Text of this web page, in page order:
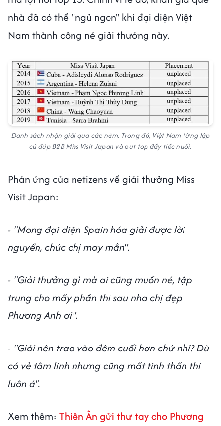
nhà đã có thể "ngủ ngon" khi đại diện Việt
Nam thành công né giải thưởng này.
Danh sách nhận giải qua các năm. Trong đó, Việt Nam từng lập
cú đúp B2B Miss Visit Japan và out top đầy tiếc nuối.
Phản ứng của netizens về giải thưởng Miss
Visit Japan:
- "Mong đại diện Spain hóa giải được lời
nguyền, chúc chị may mắn".
- "Giải thưởng gì mà ai cũng muốn né, tập
trung cho mấy phần thi sau nha chị đẹp
Phương Anh ơi".
- "Giải nên trao vào đêm cuối hơn chứ nhỉ? Dù
có vẻ tâm linh nhưng cũng mất tinh thần thi
luôn á".
Xem thêm: Thiên Ân gửi thư tay cho Phương